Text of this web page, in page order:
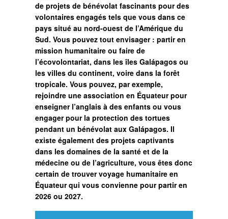
de projets de bénévolat fascinants pour des
volontaires engagés tels que vous dans ce
pays situé au nord-ouest de l’Amérique du
Sud. Vous pouvez tout envisager : partir en
mission humanitaire ou faire de
l’écovolontariat, dans les îles Galápagos ou
les villes du continent, voire dans la forêt
tropicale. Vous pouvez, par exemple,
rejoindre une association en Équateur pour
enseigner l’anglais à des enfants ou vous
engager pour la protection des tortues
pendant un bénévolat aux Galápagos. Il
existe également des projets captivants
dans les domaines de la santé et de la
médecine ou de l’agriculture, vous êtes donc
certain de trouver voyage humanitaire en
Équateur qui vous convienne pour partir en
2026 ou 2027.